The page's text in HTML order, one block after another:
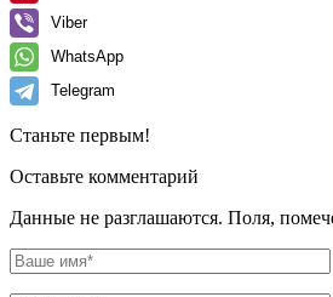
Viber
WhatsApp
Telegram
Станьте первым!
Оставьте комментарий
Данные не разглашаются. Поля,